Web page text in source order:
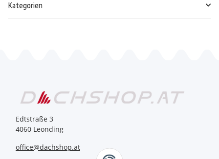
Kategorien
Edtstraße 3
4060 Leonding
office@dachshop.at